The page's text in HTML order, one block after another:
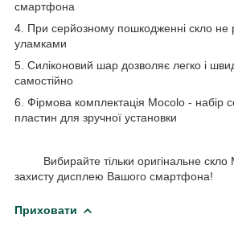
смартфона
4. При серйозному пошкодженні скло не
уламками
5. Силіконовий шар дозволяє легко і
самостійно
6. Фірмова комплектація Mocolo - набір
пластин для зручної установки
Вибирайте тільки оригінальне скло
захисту дисплею Вашого смартфона!
Приховати